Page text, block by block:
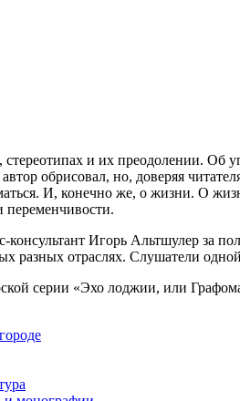
и их преодолении. Об
обрисовал, но, доверяя
И, конечно же, о жизни. О
переменчивости.
Игорь Альтшулер за
разных отраслях. Слушатели
серии «Эхо лоджии, или